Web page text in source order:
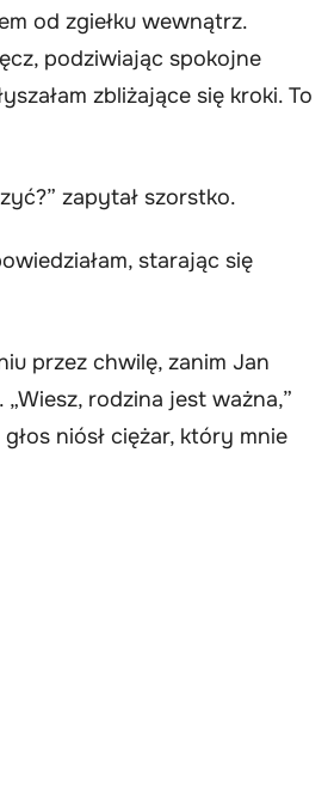
od zgiełku wewnątrz.
podziwiając spokojne
zbliżające się kroki. To
zapytał szorstko.
starając się
przez chwilę, zanim Jan
„Wiesz, rodzina jest ważna,”
niósł ciężar, który mnie